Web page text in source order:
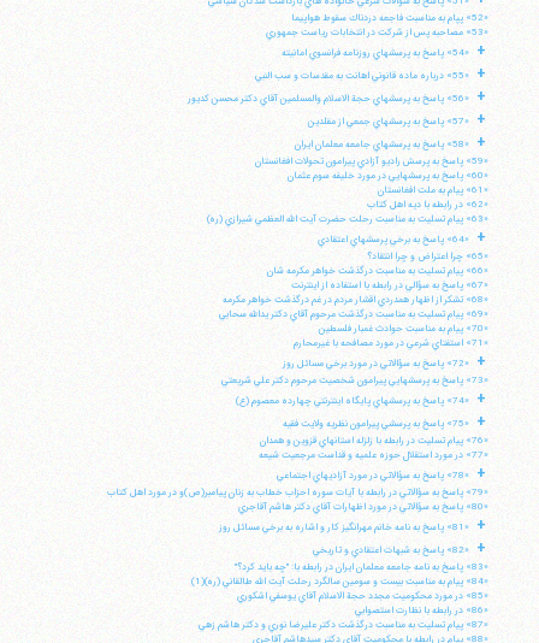
«52» پپام به مناسبت فاجعه دردناك سقوط هواپيما
«53» مصاحبه پس از شركت در انتخابات رياست جمهوري
+ «54» پاسخ به پرسشهاي روزنامه فرانسوي امانيته
+ «55» درباره ماده قانوني اهانت به مقدسات و سب النبي
+ «56» پاسخ به پرسشهاي حجة الاسلام والمسلمين آقاي دكتر محسن كديور
+ «57» پاسخ به پرسشهاي جمعي از مقلدين
+
«58» پاسخ به پرسشهاي جامعه معلمان ايران
«59» پاسخ به پرسش راديو آزادي پيرامون تحولات افغانستان
«60» پاسخ به پرسشهايي در مورد خليفه سوم عثمان
«61» پيام به ملت افغانستان
«62» در رابطه با ديه اهل كتاب
«63» پيام تسليت به مناسبت رحلت حضرت آيت الله العظمي شيرازي (ره)
+
«64» پاسخ به برخي پرسشهاي اعتقادي
«65» چرا اعتراض و چرا انتقاد؟
«66» پيام تسليت به مناسبت درگذشت خواهر مكرمه شان
«67» پاسخ به سؤالي در رابطه با استفاده از اينترنت
«68» تشكر از اظهار همدردي اقشار مردم در غم درگذشت خواهر مكرمه
«69» پيام تسليت به مناسبت درگذشت مرحوم آقاي دكتر يدالله سحابي
«70» پيام به مناسبت حوادث غمبار فلسطين
«71» استفتاي شرعي در مورد مصافحه با غيرمحارم
+
«72» پاسخ به سؤالاتي در مورد برخي مسائل روز
«73» پاسخ به پرسشهايي پيرامون شخصيت مرحوم دكتر علي شريعتي
+ «74» پاسخ به پرسشهاي پايگاه اينترنتي چهارده معصوم (ع)
+
«75» پاسخ به پرسشي پيرامون نظريه ولايت فقيه
«76» پيام تسليت در رابطه با زلزله استانهاي قزوين و همدان
«77» در مورد استقلال حوزه علميه و قداست مرجعيت شيعه
+
«78» پاسخ به سؤالاتي در مورد آزاديهاي اجتماعي
«79» پاسخ به سؤالاتي در رابطه با آيات سوره احزاب خطاب به زنان پيامبر(ص)و در مورد اهل كتاب
«80» پاسخ به سؤالاتي در مورد اظهارات آقاي دكتر هاشم آقاجري
+ «81» پاسخ به نامه خانم مهرانگيز كار و اشاره به برخي مسائل روز
+
«82» پاسخ به شبهات اعتقادي و تاريخي
«83» پاسخ به نامه جامعه معلمان ايران در رابطه با: "چه بايد كرد؟"
«84» پيام به مناسبت بيست و سومين سالگرد رحلت آيت الله طالقاني (ره)(1)
«85» در مورد محكوميت مجدد حجة الاسلام آقاي يوسفي اشكوري
«86» در رابطه با نظارت استصوابي
«87» پيام تسليت به مناسبت درگذشت دكتر عليرضا نوري و دكتر هاشم زهي
«88» پيام در رابطه با محكوميت آقاي دكتر سيدهاشم آقاجري